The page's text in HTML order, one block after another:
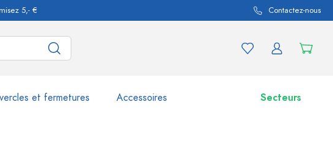
5,- € Contactez-nous
et fermetures Accessoires Secteurs